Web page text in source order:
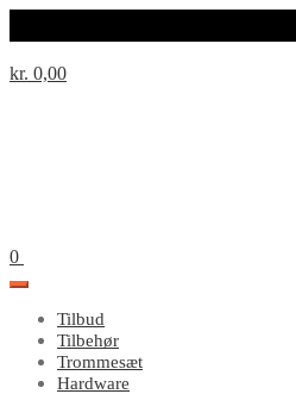
kr. 0,00
0
Tilbud
Tilbehør
Trommesæt
Hardware